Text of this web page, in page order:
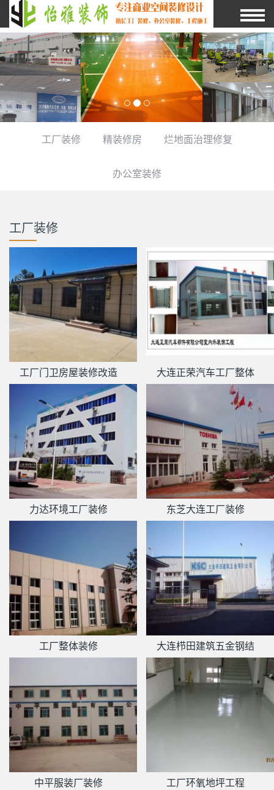
工厂装修 精装修房 烂地面治理修复
办公室装修
工厂装修
工厂门卫房屋装修改造 大连正荣汽车工厂整体
力达环境工厂装修 东芝大连工厂装修
工厂整体装修 大连栉田建筑五金钢结
中平服装厂装修 工厂环氧地坪工程